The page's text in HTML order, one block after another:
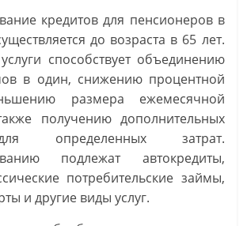
кредитов для пенсионеров в
до возраста в 65 лет.
способствует объединению
в один, снижению процентной
размера ежемесячной
получению дополнительных
определенных затрат.
подлежат автокредиты,
потребительские займы,
и другие виды услуг.